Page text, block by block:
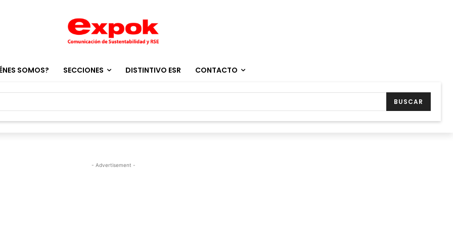
SOMOS? SECCIONES DISTINTIVO ESR CONTACTO
BUSCAR
- Advertisement -